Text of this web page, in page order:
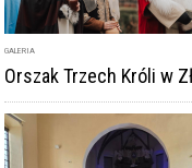
GALERIA
Orszak Trzech Króli w